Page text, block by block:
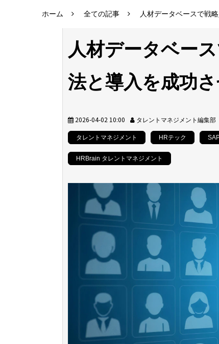
ホーム 全ての記事 人材データベースで戦
人材データベー
法と導入を成功
2026-04-02 10:00 タレントマネジメント編集部
タレントマネジメント HRテック
HRBrain タレントマネジメント